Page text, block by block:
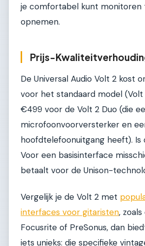
je comfortabel kunt monitoren
opnemen.
Prijs-
De Universal Audio Volt 2 kost
voor het standaard model
€499 voor de Volt 2 Duo (die
microfoonvoorversterker en
hoofdtelefoonuitgang heeft). Is
Voor een basisinterface
betaalt voor de Unison-
Vergelijk je de Volt 2 met
interfaces voor gitaristen,
Focusrite of PreSonus, dan
iets unieks: die specifieke